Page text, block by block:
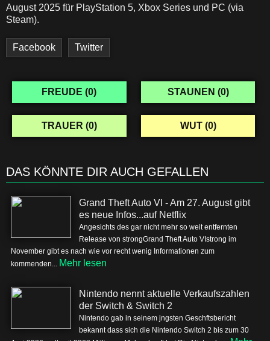
August 2025 für PlayStation 5, Xbox Series und PC (via
Steam).
Facebook Twitter
FREUDE (0) STAUNEN (0)
TRAUER (0) WUT (0)
DAS KÖNNTE DIR AUCH GEFALLEN
Grand Theft Auto VI - Am 27. August gibt
es neue Infos...auf Netflix
Angesichts des gar nicht mehr so weit entfernten
Release von strongGrand Theft Auto VIstrong im
November gibt es nach wie vor recht wenig Informationen zum
kommenden... Mehr lesen
Nintendo nennt aktuelle Verkaufszahlen
der Switch & Switch 2
Nintendo gab in seinem jngsten Geschftsbericht
bekannt dass sich die Nintendo Switch 2 bis zum 30